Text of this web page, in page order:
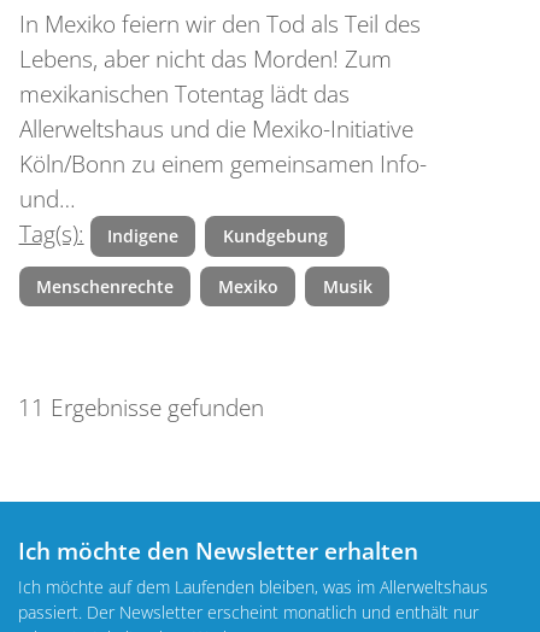
In Mexiko feiern wir den Tod als Teil des
Lebens, aber nicht das Morden! Zum
mexikanischen Totentag lädt das
Allerweltshaus und die Mexiko-Initiative
Köln/Bonn zu einem gemeinsamen Info-
und…
Tag(s):
Indigene Kundgebung
Menschenrechte Mexiko Musik
11 Ergebnisse gefunden
Ich möchte den Newsletter erhalten
Ich möchte auf dem Laufenden bleiben, was im Allerweltshaus
passiert. Der Newsletter erscheint monatlich und enthält nur